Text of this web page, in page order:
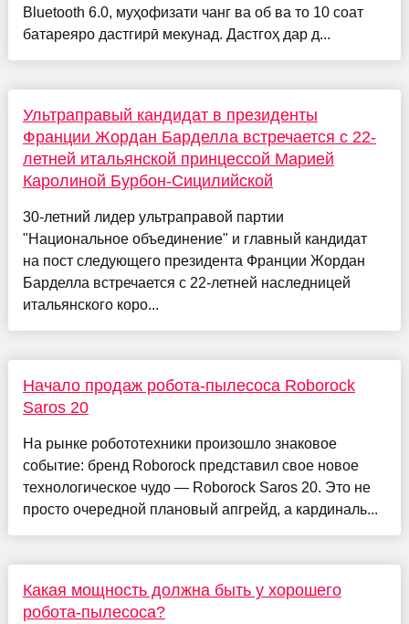
Bluetooth 6.0, муҳофизати чанг ва об ва то 10 соат
батареяро дастгирӣ мекунад. Дастгоҳ дар д...
Ультраправый кандидат в президенты
Франции Жордан Барделла встречается с 22-
летней итальянской принцессой Марией
Каролиной Бурбон-Сицилийской
30-летний лидер ультраправой партии
"Национальное объединение" и главный кандидат
на пост следующего президента Франции Жордан
Барделла встречается с 22-летней наследницей
итальянского коро...
Начало продаж робота-пылесоса Roborock
Saros 20
На рынке робототехники произошло знаковое
событие: бренд Roborock представил свое новое
технологическое чудо — Roborock Saros 20. Это не
просто очередной плановый апгрейд, а кардиналь...
Какая мощность должна быть у хорошего
робота-пылесоса?